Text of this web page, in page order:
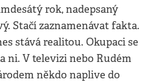
rok, nadepsaný
Stačí zaznamenávat fakta.
stává realitou. Okupaci se
ni. V televizi nebo Rudém
někdo naplive do